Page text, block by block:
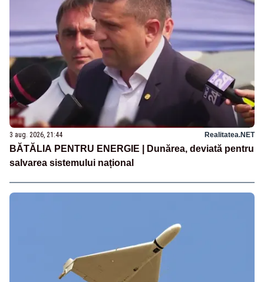
3 aug. 2026, 21:44 Realitatea.NET
BĂTĂLIA PENTRU ENERGIE | Dunărea, deviată pentru
salvarea sistemului național